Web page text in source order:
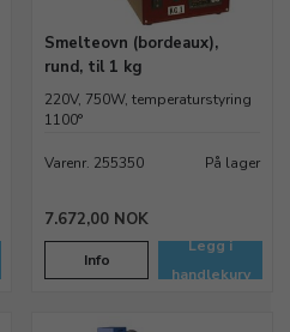
Smelteovn (bordeaux),
rund, til 1 kg
220V, 750W, temperaturstyring
1100°
Varenr. 255350 På lager
7.672,00 NOK
Info
Legg i
handlekurv